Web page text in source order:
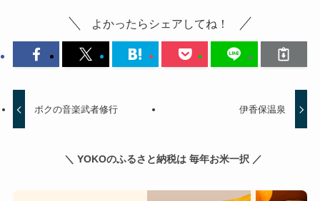
よかったらシェアしてね！
ボクの音楽武者修行 伊香保温泉
＼ YOKOのふるさと納税は 毎年お米一択 ／